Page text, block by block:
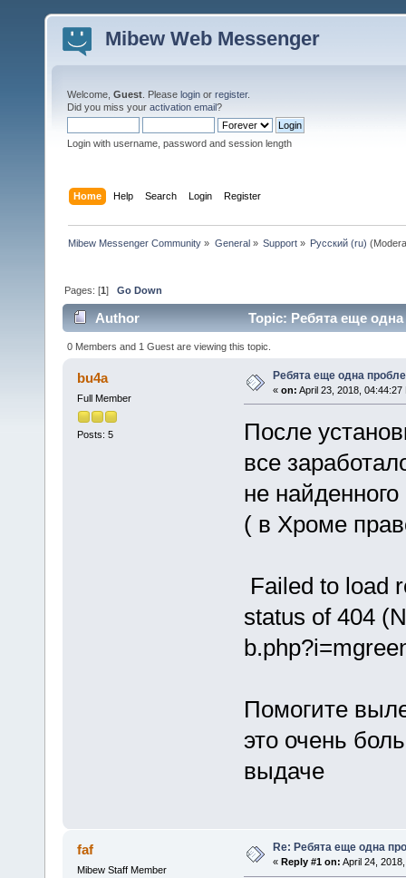
Mibew Web Messenger
Welcome, Guest . Please login or register.
Did you miss your activation email?
Login with username, password and session length
Home Help Search Login Register
Mibew Messenger Community » General» Support» Русский (ru)
Pages: [1]Go Down
Author Topic: Ребята еще
0 Members and 1 Guest are viewing this topic.
bu4a
Full Member
Posts: 5
Ребята еще одна
« on: April 23, 2018, 04:44:27
После
все
не
( в Хроме
Failed to load
status of 404
Помогите
это очень
выдаче
faf
Mibew Staff Member
Re: Ребята еще одна
« Reply #1 on: April 24,